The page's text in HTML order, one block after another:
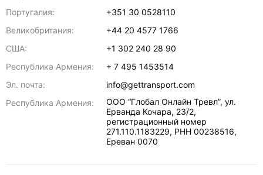
Португалия:
+351 30 0528110
Великобритания:
+44 20 4577 1766
США:
+1 302 240 28 90
Республика Армения:
+ 7 495 1453514
Эл. почта:
info@gettransport.com
Республика Армения:
ООО “Глобал Онлайн Тревл”, ул.
Ерванда Кочара, 23/2,
регистрационный номер
271.110.1183229, РНН 00238516,
Ереван 0070